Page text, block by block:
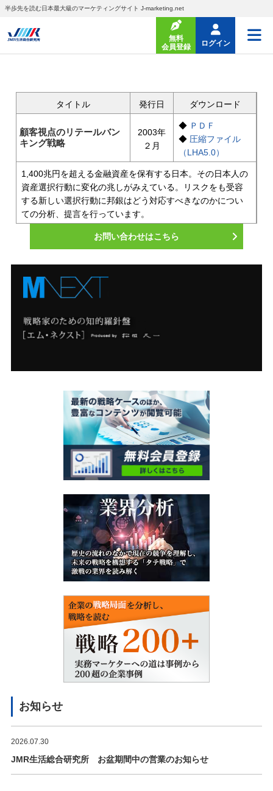
半歩先を読む日本最大級のマーケティングサイト J-marketing.net
無料
会員登録
ログイン
タイトル 発行日 ダウンロード
顧客視点のリテールバン
キング戦略
2003年
２月
◆ ＰＤＦ
◆ 圧縮ファイル
（LHA5.0）
1,400兆円を超える金融資産を保有する日本。その日本人の
資産選択行動に変化の兆しがみえている。リスクをも受容
する新しい選択行動に邦銀はどう対応すべきなのかについ
ての分析、提言を行っています。
お問い合わせはこちら
お知らせ
2026.07.30
JMR生活総合研究所 お盆期間中の営業のお知らせ